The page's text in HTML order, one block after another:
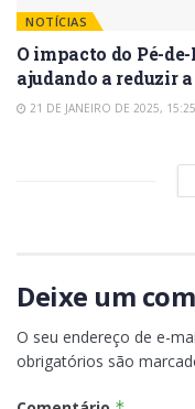
NOTÍCIAS
O impacto do Pé-
ajudando a reduzir
21 DE JANEIRO DE 2025,
Deixe um
O seu endereço de e-
obrigatórios são